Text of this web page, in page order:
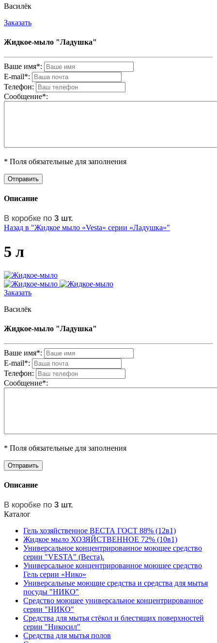
Василёк
Заказать
Жидкое-мыло "Ладушка"
Ваше имя*:
E-mail*:
Телефон:
Cообщениe*:
* Поля обязательные для заполнения
Описание
В коробке по 3 шт.
Назад в "Жидкое мыло «Vesta» серии «Ладушка»"
5 л
Заказать
Василёк
Жидкое-мыло "Ладушка"
Ваше имя*:
E-mail*:
Телефон:
Cообщениe*:
* Поля обязательные для заполнения
Описание
В коробке по 3 шт.
Каталог
Гель хозяйственное ВЕСТА ГОСТ 88% (12в1)
Жидкое мыло ХОЗЯЙСТВЕННОЕ 72% (10в1)
Универсальное концентрированное моющее средство
серии "VESTA" (Веста).
Универсальное концентрированное моющее средство
Гель серии «Нико»
Универсальные моющие средства и средства для мытья
посуды "НИКО"
Средство моющее универсальное концентрированное
серии "НИКО"
Средства для мытья стёкол и блестящих поверхностей
серии "Никосил"
Средства для мытья полов